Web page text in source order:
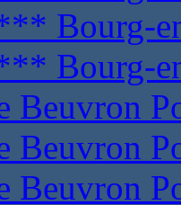
Bourg-
Bourg-
Beuvron
Beuvron
Beuvron